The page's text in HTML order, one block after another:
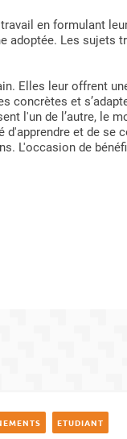
en formulant
Les sujets
Elles leur offrent
concrètes et
l'un de l’autre, le
et de se
L'occasion de
ETUDIANT